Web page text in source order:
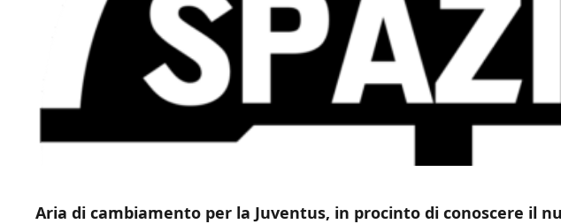
Aria di cambiamento per la Juventus, in procinto di conoscere il